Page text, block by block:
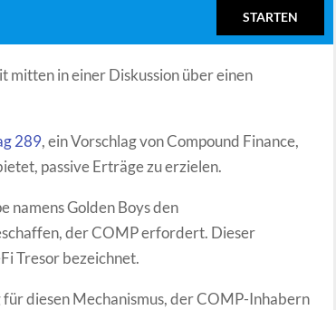
STARTEN
mitten in einer Diskussion über einen
289, ein Vorschlag von Compound Finance,
passive Erträge zu erzielen.
namens Golden Boys den
der COMP erfordert. Dieser
Tresor bezeichnet.
diesen Mechanismus, der COMP-Inhabern